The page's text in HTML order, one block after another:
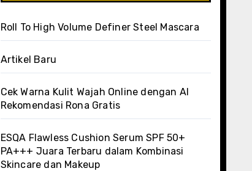
Roll To High Volume Definer Steel Mascara
Artikel Baru
Cek Warna Kulit Wajah Online dengan AI
Rekomendasi Rona Gratis
ESQA Flawless Cushion Serum SPF 50+
PA+++ Juara Terbaru dalam Kombinasi
Skincare dan Makeup